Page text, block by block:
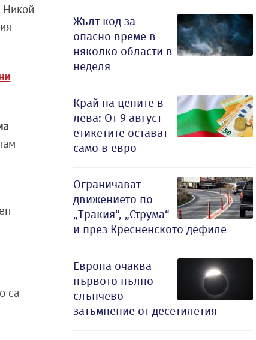
Никой
са
Жълт код за
опасно време в
няколко области в
неделя
Край на цените в
лева: От 9 август
етикетите остават
само в евро
Ограничават
движението по
„Тракия“, „Струма“
и през Кресненското дефиле
Европа очаква
първото пълно
слънчево
затъмнение от десетилетия